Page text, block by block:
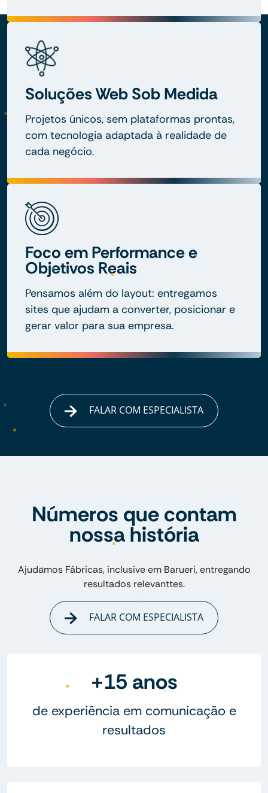
Soluções Web Sob Medida
Projetos únicos, sem plataformas prontas,
com tecnologia adaptada à realidade de
cada negócio.
Foco em Performance e
Objetivos Reais
Pensamos além do layout: entregamos
sites que ajudam a converter, posicionar e
gerar valor para sua empresa.
FALAR COM ESPECIALISTA
Números que contam
nossa história
Ajudamos Fábricas, inclusive em Barueri, entregando
resultados relevanttes.
FALAR COM ESPECIALISTA
+15 anos
de experiência em comunicação e
resultados